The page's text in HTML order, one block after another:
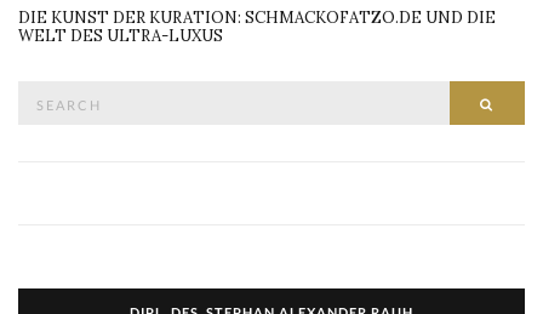
DIE KUNST DER KURATION: SCHMACKOFATZO.DE UND DIE
WELT DES ULTRA-LUXUS